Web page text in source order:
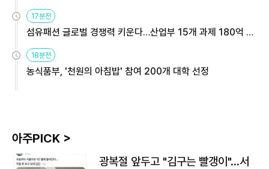
17분전
섬유패션 글로벌 경쟁력 키운다…산업부 15개 과제 180억 지
18분전
농식품부, '천원의 아침밥' 참여 200개 대학 선정
아주PICK >
광복절 앞두고 "김구는 빨갱이"…서